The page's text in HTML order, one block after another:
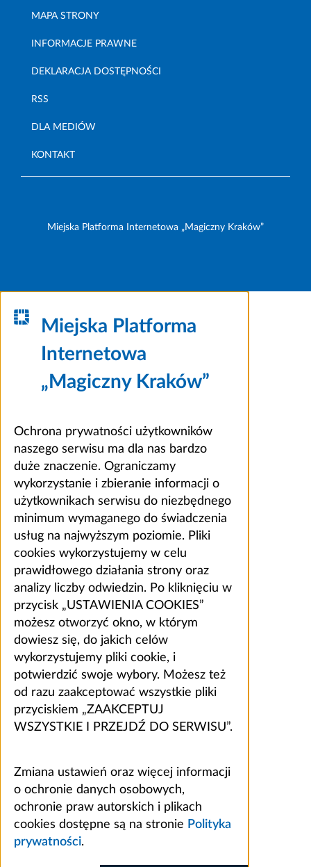
MAPA STRONY
INFORMACJE PRAWNE
DEKLARACJA DOSTĘPNOŚCI
RSS
DLA MEDIÓW
KONTAKT
Miejska Platforma Internetowa „Magiczny Kraków”
Miejska Platforma
Internetowa
„Magiczny Kraków”
Ochrona prywatności użytkowników
naszego serwisu ma dla nas bardzo
duże znaczenie. Ograniczamy
wykorzystanie i zbieranie informacji o
użytkownikach serwisu do niezbędnego
minimum wymaganego do świadczenia
usług na najwyższym poziomie. Pliki
cookies wykorzystujemy w celu
prawidłowego działania strony oraz
analizy liczby odwiedzin. Po kliknięciu w
przycisk „USTAWIENIA COOKIES”
możesz otworzyć okno, w którym
dowiesz się, do jakich celów
wykorzystujemy pliki cookie, i
potwierdzić swoje wybory. Możesz też
od razu zaakceptować wszystkie pliki
przyciskiem „ZAAKCEPTUJ
WSZYSTKIE I PRZEJDŹ DO SERWISU”.
Zmiana ustawień oraz więcej informacji
o ochronie danych osobowych,
ochronie praw autorskich i plikach
cookies dostępne są na stronie Polityka
prywatności.